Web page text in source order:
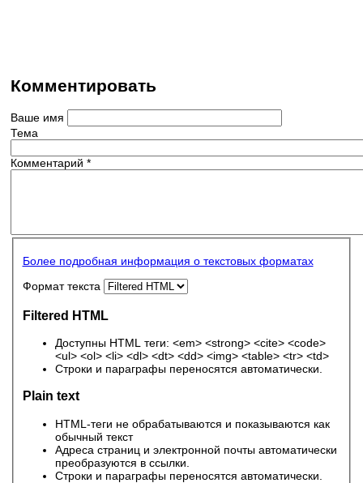
Комментировать
Ваше имя
Тема
Комментарий *
Более подробная информация о текстовых форматах
Формат текста
Filtered HTML
Доступны HTML теги: <em> <strong> <cite> <code>
<ul> <ol> <li> <dl> <dt> <dd> <img> <table> <tr> <td>
Строки и параграфы переносятся автоматически.
Plain text
HTML-теги не обрабатываются и показываются как
обычный текст
Адреса страниц и электронной почты автоматически
преобразуются в ссылки.
Строки и параграфы переносятся автоматически.